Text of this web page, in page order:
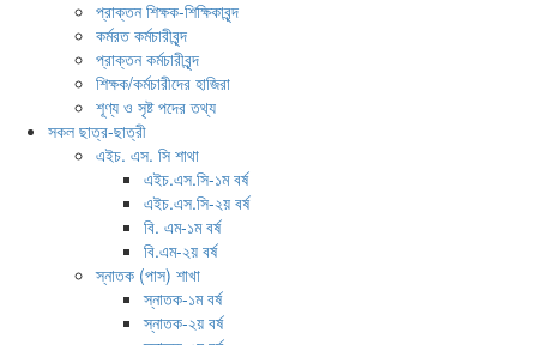
প্রাক্তন শিক্ষক-শিক্ষিকাবৃন্দ
কর্মরত কর্মচারীবৃন্দ
প্রাক্তন কর্মচারীবৃন্দ
শিক্ষক/কর্মচারীদের হাজিরা
শূণ্য ও সৃষ্ট পদের তথ্য
সকল ছাত্র-ছাত্রী
এইচ. এস. সি শাথা
এইচ.এস.সি-১ম বর্ষ
এইচ.এস.সি-২য় বর্ষ
বি. এম-১ম বর্ষ
বি.এম-২য় বর্ষ
স্নাতক (পাস) শাখা
স্নাতক-১ম বর্ষ
স্নাতক-২য় বর্ষ